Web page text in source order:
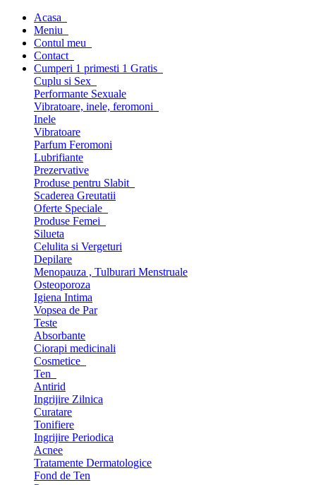
Acasa
Meniu
Contul meu
Contact
Cumperi 1 primesti 1 Gratis
Cuplu si Sex
Performante Sexuale
Vibratoare, inele, feromoni
Inele
Vibratoare
Parfum Feromoni
Lubrifiante
Prezervative
Produse pentru Slabit
Scaderea Greutatii
Oferte Speciale
Produse Femei
Silueta
Celulita si Vergeturi
Depilare
Menopauza , Tulburari Menstruale
Osteoporoza
Igiena Intima
Vopsea de Par
Teste
Absorbante
Ciorapi medicinali
Cosmetice
Ten
Antirid
Ingrijire Zilnica
Curatare
Tonifiere
Ingrijire Periodica
Acnee
Tratamente Dermatologice
Fond de Ten